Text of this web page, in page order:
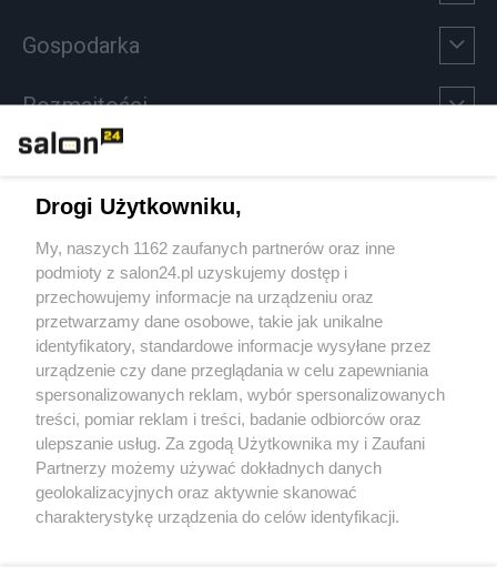
Gospodarka
Rozmaitości
Sport
Społeczeństwo
Kultura
X Facebook Instagram Youtube
Drogi Użytkowniku,
My, naszych 1162 zaufanych partnerów oraz inne
podmioty z salon24.pl uzyskujemy dostęp i
przechowujemy informacje na urządzeniu oraz
przetwarzamy dane osobowe, takie jak unikalne
identyfikatory, standardowe informacje wysyłane przez
urządzenie czy dane przeglądania w celu zapewniania
spersonalizowanych reklam, wybór spersonalizowanych
treści, pomiar reklam i treści, badanie odbiorców oraz
ulepszanie usług. Za zgodą Użytkownika my i Zaufani
Partnerzy możemy używać dokładnych danych
geolokalizacyjnych oraz aktywnie skanować
charakterystykę urządzenia do celów identyfikacji.